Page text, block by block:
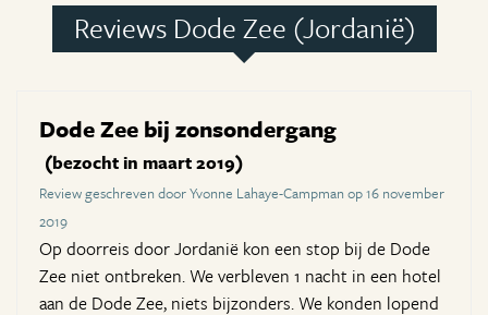
Reviews Dode Zee (Jordanië)
Dode Zee bij zonsondergang
(bezocht in maart 2019)
Review geschreven door Yvonne Lahaye-Campman op 16 november
2019
Op doorreis door Jordanië kon een stop bij de Dode
Zee niet ontbreken. We verbleven 1 nacht in een hotel
aan de Dode Zee, niets bijzonders. We konden lopend